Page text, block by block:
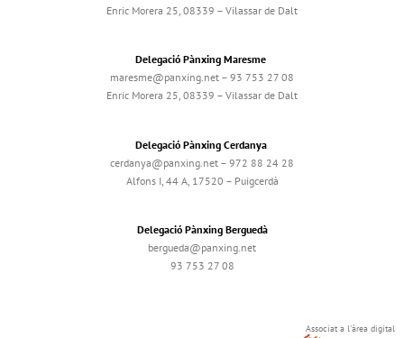
Enric Morera 25, 08339 – Vilassar de Dalt
Delegació Pànxing Maresme
maresme@panxing.net – 93 753 27 08
Enric Morera 25, 08339 – Vilassar de Dalt
Delegació Pànxing Cerdanya
cerdanya@panxing.net – 972 88 24 28
Alfons I, 44 A, 17520 – Puigcerdà
Delegació Pànxing Berguedà
bergueda@panxing.net
93 753 27 08
Associat a l'àrea digital